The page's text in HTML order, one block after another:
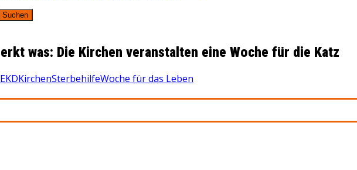
was: Die Kirchen veranstalten eine Woche für die Katz
EKDKirchenSterbehilfeWoche für das Leben